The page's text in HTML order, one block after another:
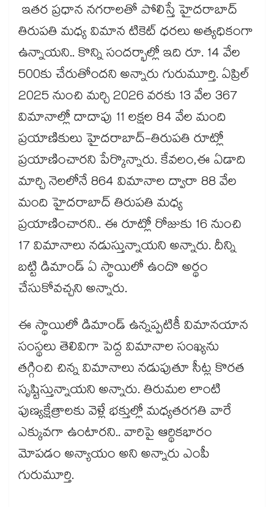
ఇతర ప్రధాన నగరాలతో పోలిస్తే హైదరాబాద్
తిరుపతి మధ్య విమాన టికెట్ ధరలు అత్యధికంగా
ఉన్నాయని.. కొన్ని సందర్భాల్లో ఇది రూ. 14 వేల
500కు చేరుతోందని అన్నారు గురుమూర్తి. ఏప్రిల్
2025 నుంచి మర్చి 2026 వరకు 13 వేల 367
విమానాల్లో దాదాపు 11 లక్షల 84 వేల మంది
ప్రయాణికులు హైదరాబాద్-తిరుపతి రూట్లో
ప్రయాణించారని పేర్కొన్నారు. కేవలం,ఈ ఏడాది
మార్చి నెలలోనే 864 విమానాల ద్వారా 88 వేల
మంది హైదరాబాద్ తిరుపతి మధ్య
ప్రయాణించారని.. ఈ రూట్లో రోజుకు 16 నుంచి
17 విమానాలు నడుస్తున్నాయని అన్నారు. దీన్ని
బట్టి డిమాండ్ ఏ స్థాయిలో ఉందొ అర్థం
చేసుకోవచ్చని అన్నారు.
ఈ స్థాయిలో డిమాండ్ ఉన్నప్పటికీ విమానయాన
సంస్థలు తెలివిగా పెద్ద విమానాల సంఖ్యను
తగ్గించి చిన్న విమానాలు నడుపుతూ సీట్ల కొరత
సృష్టిస్తున్నాయని అన్నారు. తిరుమల లాంటి
పుణ్యక్షేత్రాలకు వెళ్లే భక్తుల్లో మధ్యతరగతి వారే
ఎక్కువగా ఉంటారని.. వారిపై ఆర్థికభారం
మోపడం అన్యాయం అని అన్నారు ఎంపీ
గురుమూర్తి.